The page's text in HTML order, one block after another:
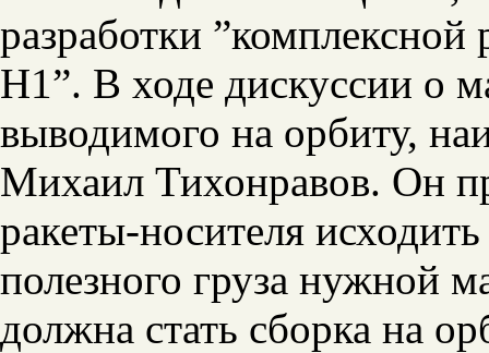
разработки ”комплексной
H1”. В ходе дискуссии о
выводимого на орбиту,
Михаил Тихонравов. Он
ракеты-носителя
полезного груза нужной
должна стать сборка на